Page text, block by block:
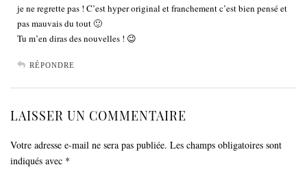
je ne regrette pas ! C’est hyper original et franchement c’est bien pensé et
pas mauvais du tout 🙂
Tu m’en diras des nouvelles ! 😉
RÉPONDRE
LAISSER UN COMMENTAIRE
Votre adresse e-mail ne sera pas publiée. Les champs obligatoires sont
indiqués avec *